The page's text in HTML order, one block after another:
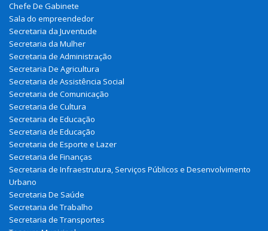
Chefe De Gabinete
Sala do empreendedor
Secretaria da Juventude
Secretaria da Mulher
Secretaria de Administração
Secretaria De Agricultura
Secretaria de Assistência Social
Secretaria de Comunicação
Secretaria de Cultura
Secretaria de Educação
Secretaria de Educação
Secretaria de Esporte e Lazer
Secretaria de Finanças
Secretaria de Infraestrutura, Serviços Públicos e Desenvolvimento
Urbano
Secretaria De Saúde
Secretaria de Trabalho
Secretaria de Transportes